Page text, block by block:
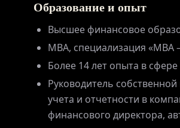
Образование и опыт
Высшее финансовое
МВА, специализация «МВА
Более 14 лет опыта в
Руководитель
учета и отчетности в
финансового директора,